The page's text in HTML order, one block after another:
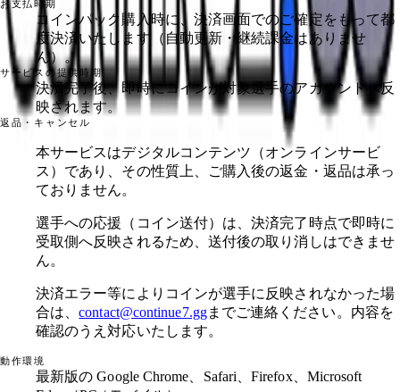
お支払時期
コインパック購入時に、決済画面でのご確定をもって都
度決済いたします（自動更新・継続課金はありませ
ん）。
サービスの提供時期
決済完了後、即時にコインが対象選手のアカウントへ反
映されます。
返品・キャンセル
本サービスはデジタルコンテンツ（オンラインサービ
ス）であり、その性質上、ご購入後の返金・返品は承っ
ておりません。
選手への応援（コイン送付）は、決済完了時点で即時に
受取側へ反映されるため、送付後の取り消しはできませ
ん。
決済エラー等によりコインが選手に反映されなかった場
合は、contact@continue7.ggまでご連絡ください。内容を
確認のうえ対応いたします。
動作環境
最新版の Google Chrome、Safari、Firefox、Microsoft